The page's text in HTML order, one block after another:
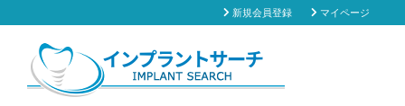
新規会員登録 マイページ